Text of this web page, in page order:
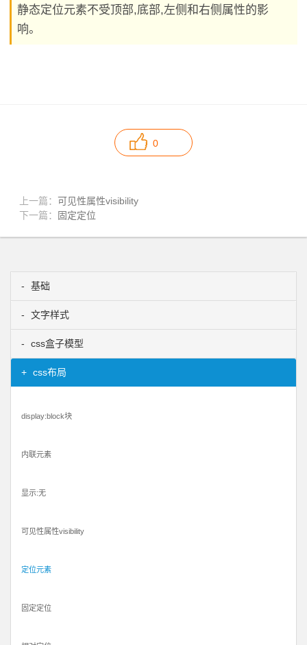
静态定位元素不受顶部,底部,左侧和右侧属性的影
响。
0
上一篇： 可见性属性visibility
下一篇：
固定定位
基础
文字样式
css盒子模型
css布局
display:block块
内联元素
显示:无
可见性属性visibility
定位元素
固定定位